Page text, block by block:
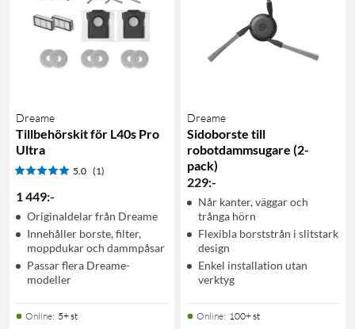
Dreame
Tillbehörskit för L40s Pro
Ultra
5.0 (1)
1 449:-
Originaldelar från Dreame
Innehåller borste, filter,
moppdukar och dammpåsar
Passar flera Dreame-
modeller
Online: 5+ st
Dreame
Sidoborste till
robotdammsugare (2-
pack)
229:-
Når kanter, väggar och
trånga hörn
Flexibla borststrån i slitstark
design
Enkel installation utan
verktyg
Online: 100+ st